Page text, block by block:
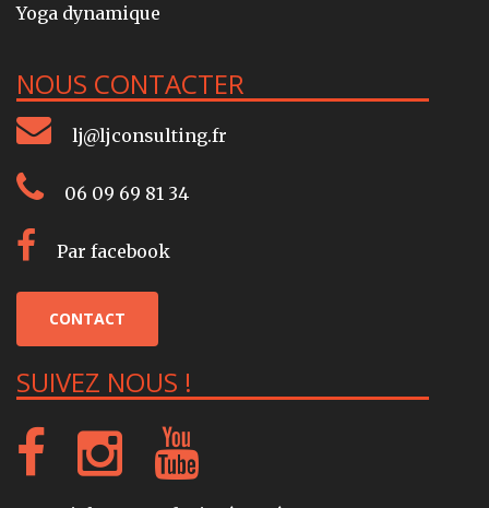
Yoga dynamique
NOUS CONTACTER
lj@ljconsulting.fr
06 09 69 81 34
Par facebook
CONTACT
SUIVEZ NOUS !